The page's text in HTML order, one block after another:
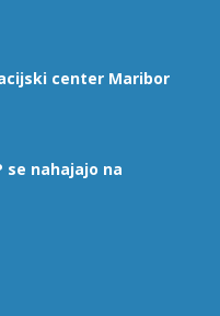
center Maribor
se nahajajo na